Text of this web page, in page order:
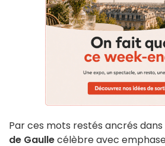
Par ces mots restés ancrés dans
de Gaullecélèbre avec